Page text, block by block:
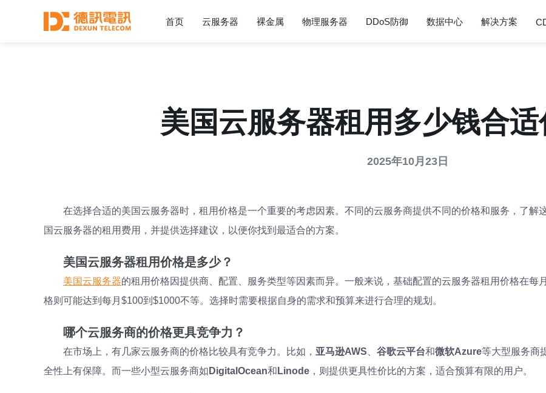
首页 云服务器 裸金属 物理服务器 DDoS防御 数据中心 解决方案
美国云服务器租用多少钱合
2025年10月23日
在选择合适的美国云服务器时，租用价格是一个重要的考虑因素。不同的云服务商提供不同的价格和服务，了解
国云服务器的租用费用，并提供选择建议，以便你找到最适合的方案。
美国云服务器租用价格是多少？
美国云服务器的租用价格因提供商、配置、服务类型等因素而异。一般来说，基础配置的云服务器租用价格在
格则可能达到每月$100到$1000不等。选择时需要根据自身的需求和预算来进行合理的规划。
哪个云服务商的价格更具竞争力？
在市场上，有几家云服务商的价格比较具有竞争力。比如， 亚马逊AWS 谷歌云平台和微软Azure等大型服务商
全性上有保障。而一些小型云服务商如 DigitalOcean和 Linode ，则提供更具性价比的方案，适合预算有限的用户。